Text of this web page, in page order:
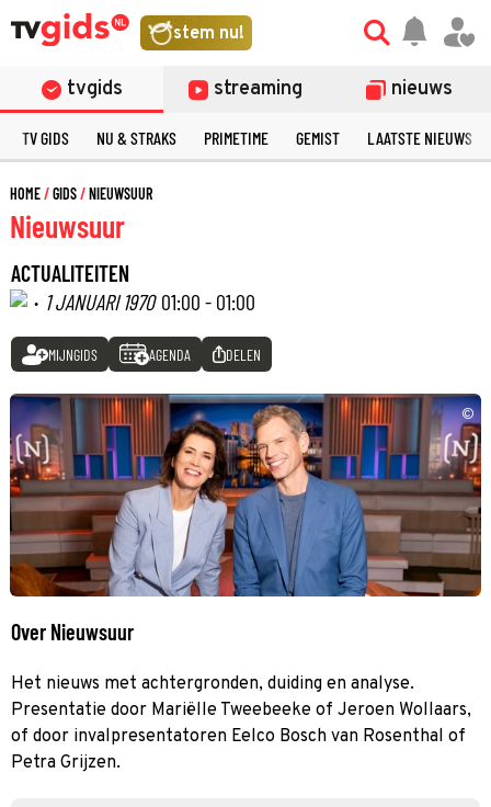
stem nu!
tvgids streaming nieuws
TV GIDS NU & STRAKS PRIMETIME GEMIST LAATSTE NIEUWS
HOME GIDS NIEUWSUUR
Nieuwsuur
ACTUALITEITEN
· 1 JANUARI 1970 01:00 - 01:00
MIJNGIDS AGENDA DELEN
©
Over Nieuwsuur
Het nieuws met achtergronden, duiding en analyse.
Presentatie door Mariëlle Tweebeeke of Jeroen Wollaars,
of door invalpresentatoren Eelco Bosch van Rosenthal of
Petra Grijzen.